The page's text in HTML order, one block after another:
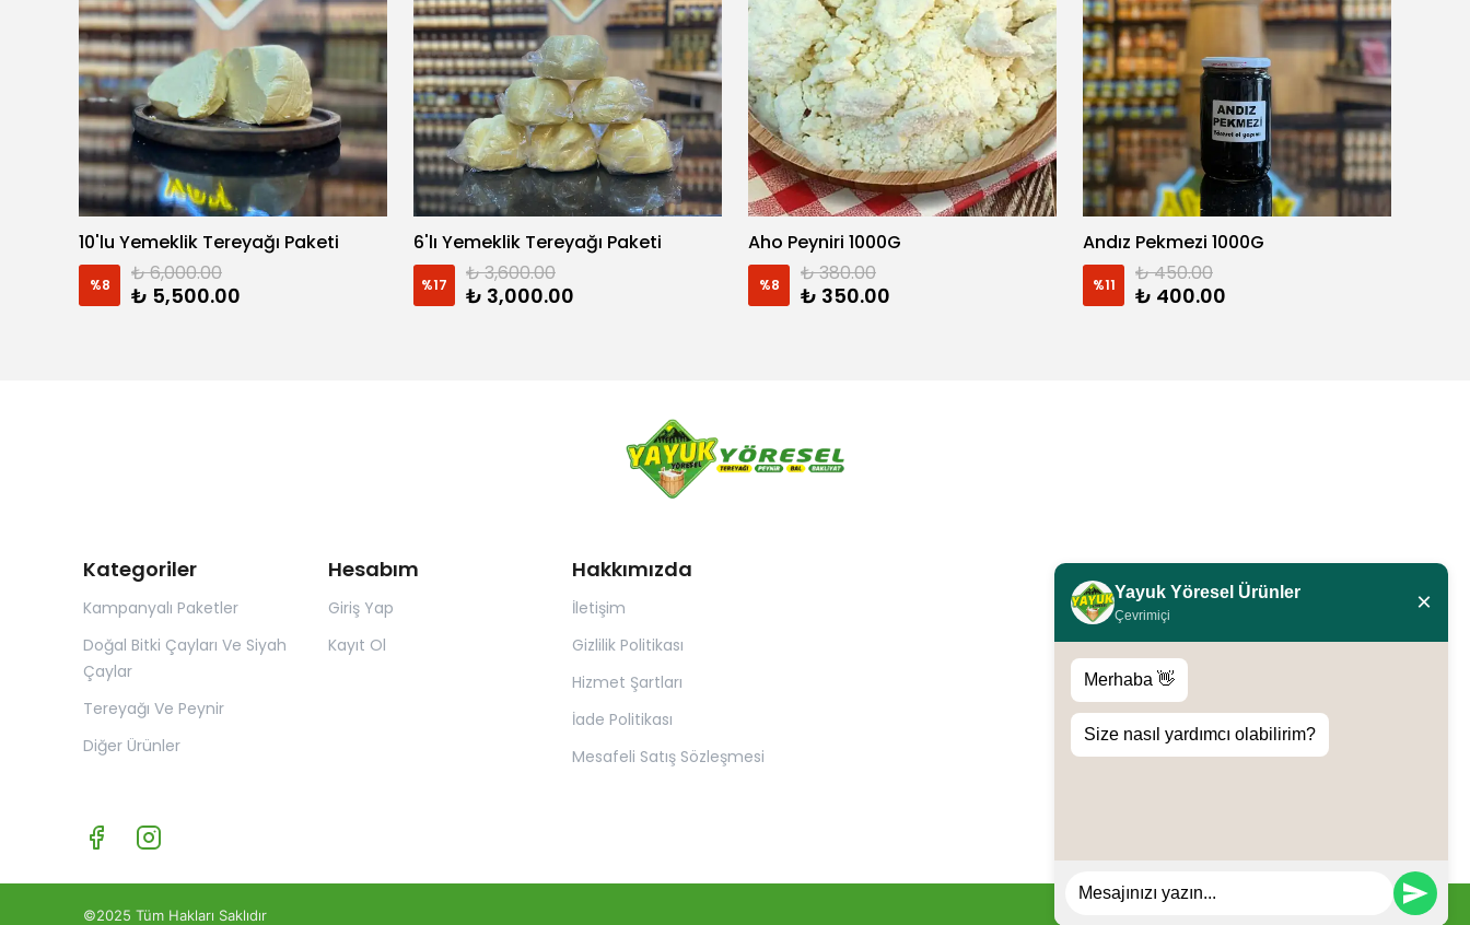
10'lu Yemeklik Tereyağı Paketi
%8 ₺ 6,000.00
₺ 5,500.00
6'lı Yemeklik Tereyağı Paketi
%17 ₺ 3,600.00
₺ 3,000.00
Aho Peyniri 1000G
%8 ₺ 380.00
₺ 350.00
Andız Pekmezi 1000G
%11 ₺ 450.00
₺ 400.00
Kategoriler
Kampanyalı Paketler
Doğal Bitki Çayları Ve Siyah
Çaylar
Tereyağı Ve Peynir
Diğer Ürünler
Hesabım
Giriş Yap
Kayıt Ol
Hakkımızda
İletişim
Gizlilik Politikası
Hizmet Şartları
İade Politikası
Mesafeli Satış Sözleşmesi
©2025 Tüm Hakları Saklıdır
Yayuk Yöresel Ürünler
Çevrimiçi ×
Merhaba 👋
Size nasıl yardımcı olabilirim?